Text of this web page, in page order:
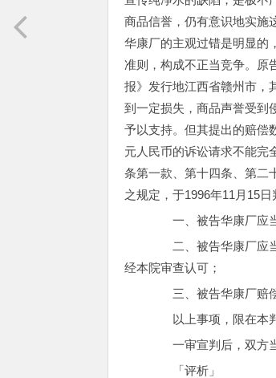
商品信誉，仍有意识地实施
华康厂的主观过错是明显的
准则，构成不正当竞争。原
报》发行地江西省赣州市，
到一定损失，商品声誉受到
予以支持。但其提出的赔偿
元人民币的诉讼请求不能完
条第一款、第十四条、第二
之规定，于1996年11月15日
一、被告华康厂应当
二、被告华康厂应当
经本院审查认可；
三、被告华康厂赔偿
以上事项，限在本判
一审宣判后，双方当
「评析」